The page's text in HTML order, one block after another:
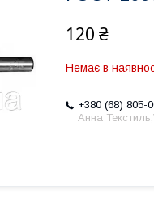
120 ₴
Немає в
+380 (68) 805-
Анна